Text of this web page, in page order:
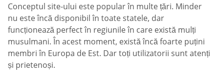
Conceptul site-ului este popular în multe țări. Minder
nu este încă disponibil în toate statele, dar
funcționează perfect în regiunile în care există mulți
musulmani. În acest moment, există încă foarte puțini
membri în Europa de Est. Dar toți utilizatorii sunt atenți
și prietenoși.